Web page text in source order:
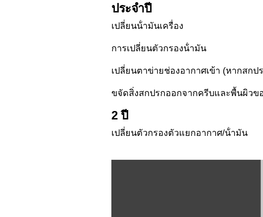
ประจําปี
เปลี่ยนน้ํามันเครื่อง
การเปลี่ยนตัวกรองน้ํามัน
เปลี่ยนตาข่ายช่องอากาศเข้า (หากสกป
ขจัดสิ่งสกปรกออกจากครีบและพื้นผิวข
2 ปี
เปลี่ยนตัวกรองตัวแยกอากาศ/น้ํามัน